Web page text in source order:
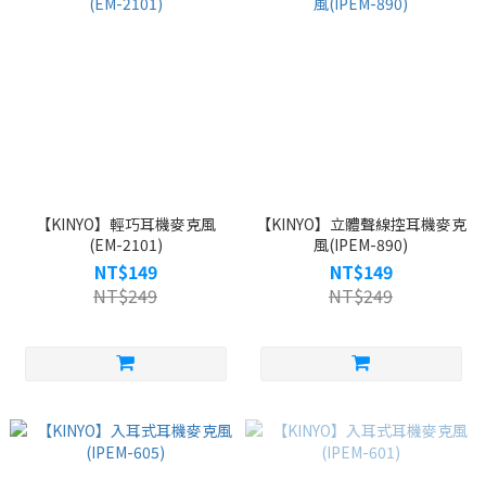
【KINYO】輕巧耳機麥克風
(EM-2101)
NT$149
NT$249
【KINYO】立體聲線控耳機麥克
風(IPEM-890)
NT$149
NT$249